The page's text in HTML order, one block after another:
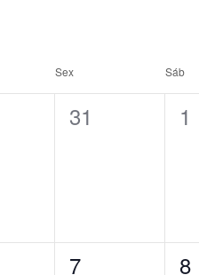
Sex Sáb
0
31
0
1
0
7
0
8